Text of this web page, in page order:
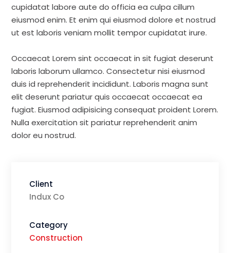
cupidatat labore aute do officia ea culpa cillum
eiusmod enim. Et enim qui eiusmod dolore et nostrud
ut est laboris veniam mollit tempor cupidatat irure.
Occaecat Lorem sint occaecat in sit fugiat deserunt
laboris laborum ullamco. Consectetur nisi eiusmod
duis id reprehenderit incididunt. Laboris magna sunt
elit deserunt pariatur quis occaecat occaecat ea
fugiat. Eiusmod adipisicing consequat proident Lorem.
Nulla exercitation sit pariatur reprehenderit anim
dolor eu nostrud.
Client
Indux Co
Category
Construction